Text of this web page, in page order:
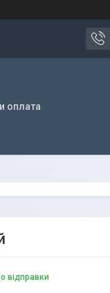
оплата
відправки